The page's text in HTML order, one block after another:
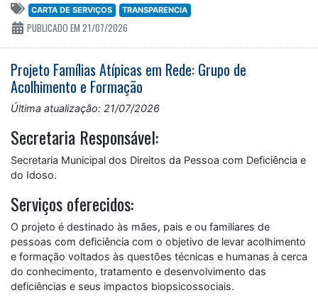
CARTA DE SERVIÇOS TRANSPARENCIA
PUBLICADO EM 21/07/2026
Projeto Famílias Atípicas em Rede: Grupo de
Acolhimento e Formação
Última atualização: 21/07/2026
Secretaria Responsável:
Secretaria Municipal dos Direitos da Pessoa com Deficiência e
do Idoso.
Serviços oferecidos:
O projeto é destinado às mães, pais e ou familiares de
pessoas com deficiência com o objetivo de levar acolhimento
e formação voltados às questões técnicas e humanas à cerca
do conhecimento, tratamento e desenvolvimento das
deficiências e seus impactos biopsicossociais.